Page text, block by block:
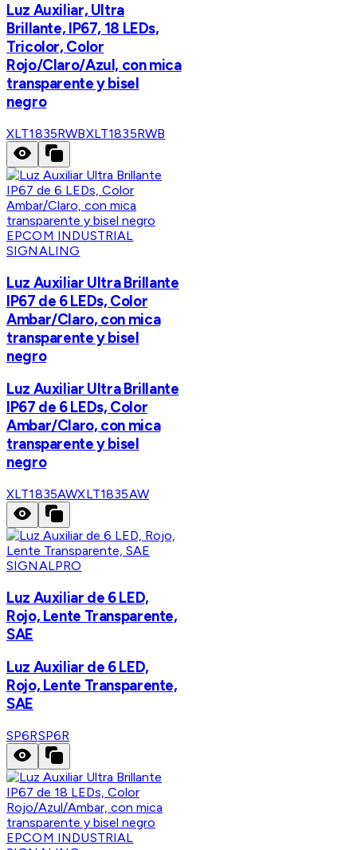
Luz Auxiliar, Ultra
Brillante, IP67, 18 LEDs,
Tricolor, Color
Rojo/Claro/Azul, con mica
transparente y bisel
negro
XLT1835RWBXLT1835RWB
EPCOM INDUSTRIAL
SIGNALING
Luz Auxiliar Ultra Brillante
IP67 de 6 LEDs, Color
Ambar/Claro, con mica
transparente y bisel
negro
Luz Auxiliar Ultra Brillante
IP67 de 6 LEDs, Color
Ambar/Claro, con mica
transparente y bisel
negro
XLT1835AWXLT1835AW
SIGNALPRO
Luz Auxiliar de 6 LED,
Rojo, Lente Transparente,
SAE
Luz Auxiliar de 6 LED,
Rojo, Lente Transparente,
SAE
SP6RSP6R
EPCOM INDUSTRIAL